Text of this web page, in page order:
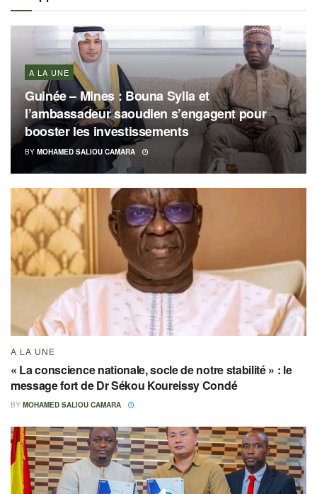
A LA UNE
Guinée – Mines : Bouna Sylla et
l’ambassadeur saoudien s’engagent pour
booster les investissements
BY MOHAMED SALIOU CAMARA
A LA UNE
« La conscience nationale, socle de notre stabilité » : le
message fort de Dr Sékou Koureissy Condé
BY MOHAMED SALIOU CAMARA